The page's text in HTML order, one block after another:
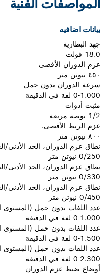
بيانات اضافيه
جهد البطارية
18.0 فولت
عزم الدوران الأقصى
٤٥٠ نيوتن متر
سرعة الدوران بدون حمل
0-1.000 لفة في الدقيقة
مثبت أدوات
1/2 بوصة مربعة
عزم الربط الأقصى.
٨٠٠ نيوتن متر
نطاق عزم الدوران، الحد الأدنى/
0/250 نيوتن متر
نطاق عزم الدوران، الحد الأدنى/
0/330 نيوتن متر
نطاق عزم الدوران، الحد الأدنى/
0/450 نيوتن متر
عدد اللفات بدون حمل (المستوى
0-1.000 لفة في الدقيقة
عدد اللفات بدون حمل (المستوى
0-1.500 لفة في الدقيقة
عدد اللفات بدون حمل (المستوى
0-2.300 لفة في الدقيقة
أوضاع ضبط عزم الدوران